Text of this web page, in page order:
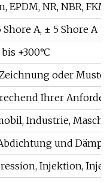
EPDM, NR, NBR,
Shore A, ± 5 Shore A
+300°C
oder Muster
Ihrer
Industrie,
und
Injektion,